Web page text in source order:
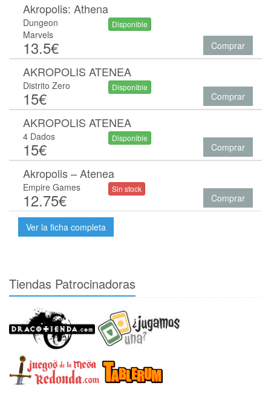
Akropolis: Athena
Dungeon
Marvels
13.5€
Disponible
Comprar
AKROPOLIS ATENEA
Distrito Zero
15€
Disponible
Comprar
AKROPOLIS ATENEA
4 Dados
15€
Disponible
Comprar
Akropolis – Atenea
Empire Games
12.75€
Sin stock
Comprar
Ver la ficha completa
Tiendas Patrocinadoras